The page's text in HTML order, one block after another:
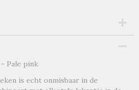
Pale pink
is echt onmisbaar in de